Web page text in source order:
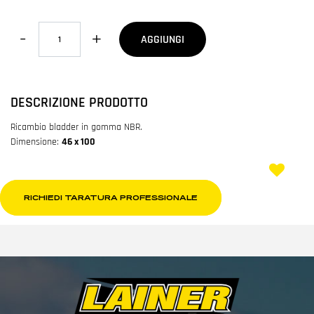
Quantità
AGGIUNGI
DESCRIZIONE PRODOTTO
Ricambio bladder in gomma NBR.
Dimensione: 46 x 100
RICHIEDI TARATURA PROFESSIONALE